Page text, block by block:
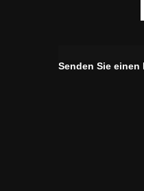
Senden Sie